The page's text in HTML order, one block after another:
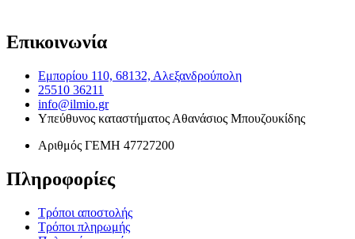
Επικοινωνία
Εμπορίου 110, 68132, Αλεξανδρούπολη
25510 36211
info@ilmio.gr
Υπεύθυνος καταστήματος Αθανάσιος Μπουζουκίδης
Αριθμός ΓΕΜΗ 47727200
Πληροφορίες
Τρόποι αποστολής
Τρόποι πληρωμής